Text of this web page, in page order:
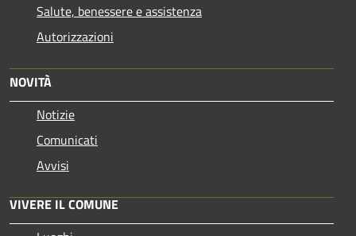
Salute, benessere e assistenza
Autorizzazioni
NOVITÀ
Notizie
Comunicati
Avvisi
VIVERE IL COMUNE